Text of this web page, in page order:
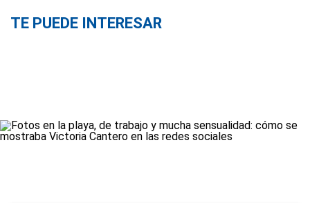
TE PUEDE INTERESAR